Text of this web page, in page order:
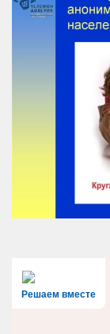
Решаем вместе